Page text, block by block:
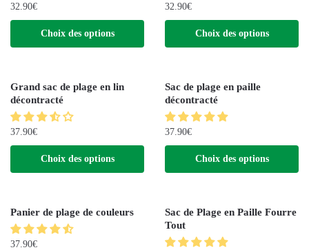
32.90€
Choix des options
32.90€
Choix des options
Grand sac de plage en lin
décontracté
37.90€
Choix des options
Sac de plage en paille
décontracté
37.90€
Choix des options
Panier de plage de couleurs
37.90€
Sac de Plage en Paille Fourre
Tout